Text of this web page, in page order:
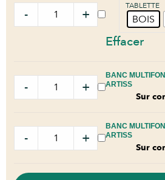
TABLETTE
BOIS
Effacer
- +
BANC
ARTISS
Sur
- +
BANC
ARTISS
Sur
- +